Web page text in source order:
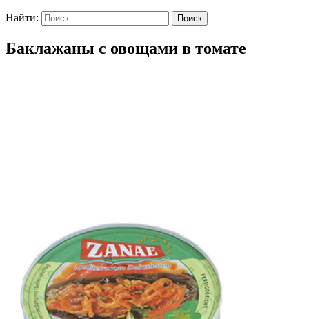
Найти:
Баклажаны с овощами в томате